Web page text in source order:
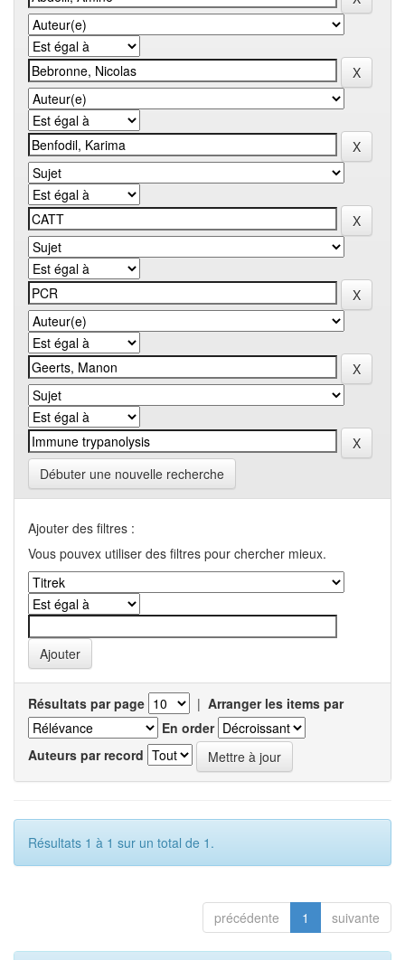
Débuter une nouvelle recherche
Ajouter des filtres :
Vous pouvex utiliser des filtres pour chercher mieux.
Résultats par page | Arranger les items par
En order
Auteurs par record
Résultats 1 à 1 sur un total de 1.
précédente 1 suivante